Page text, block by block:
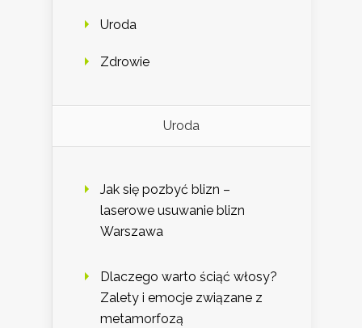
Uroda
Zdrowie
Uroda
Jak się pozbyć blizn –
laserowe usuwanie blizn
Warszawa
Dlaczego warto ściąć włosy?
Zalety i emocje związane z
metamorfozą